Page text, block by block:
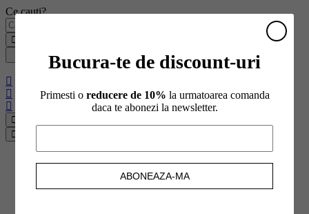
Ce cauti?
Toate produsele
Bucura-te de discount-uri
Primesti o reducere de 10% la urmatoarea comanda
daca te abonezi la newsletter.